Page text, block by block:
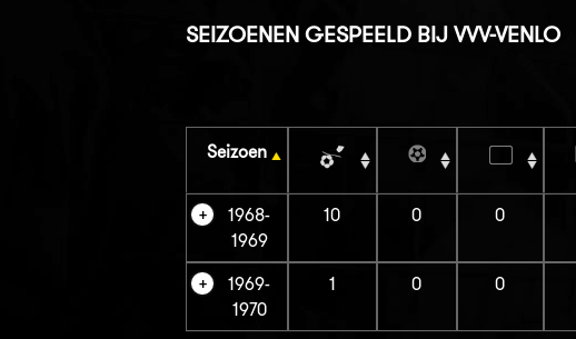
SEIZOENEN GESPEELD BIJ VVV-VENLO
Seizoen
1968-
1969
10 0 0
1969-
1970
1 0 0